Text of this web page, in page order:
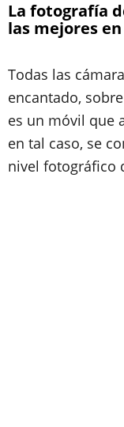
La fotografía
las mejores
Todas las
encantado,
es un móvil que
en tal caso, se
nivel fotográfico